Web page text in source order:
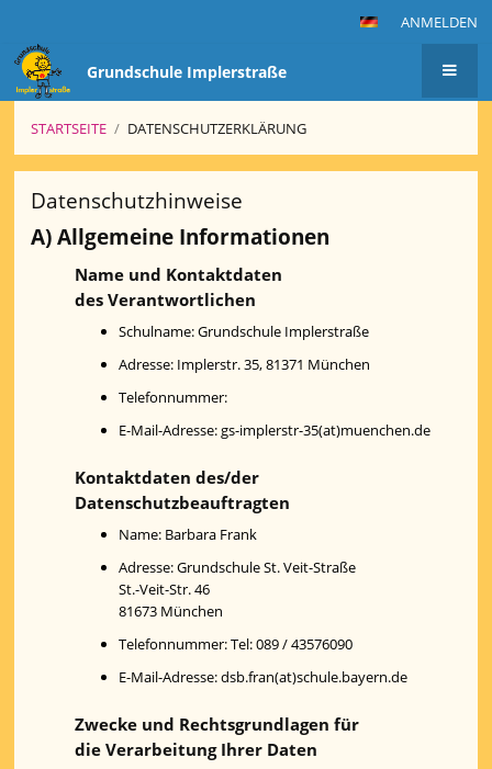
ANMELDEN
Grundschule Implerstraße
STARTSEITE / DATENSCHUTZERKLÄRUNG
Datenschutzerklärung
Datenschutzhinweise
A) Allgemeine Informationen
Name und Kontaktdaten
des Verantwortlichen
Schulname: Grundschule Implerstraße
Adresse: Implerstr. 35, 81371 München
Telefonnummer:
E-Mail-Adresse: gs-implerstr-35(at)muenchen.de
Kontaktdaten des/der
Datenschutzbeauftragten
Name: Barbara Frank
Adresse: Grundschule St. Veit-Straße
St.-Veit-Str. 46
81673 München
Telefonnummer: Tel: 089 / 43576090
E-Mail-Adresse: dsb.fran(at)schule.bayern.de
Zwecke und Rechtsgrundlagen für
die Verarbeitung Ihrer Daten